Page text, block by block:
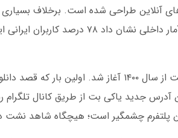
آنلاین طراحی شده است. برخلاف بسیاری
تمرکز کرد. در دسامبر ۲۰۲۴، آمار
تجربه شخصی من با یاکی بت از سال ۱۴۰۰
پلتفرم چشمگیر است؛ هیچگاه شاهد نشت